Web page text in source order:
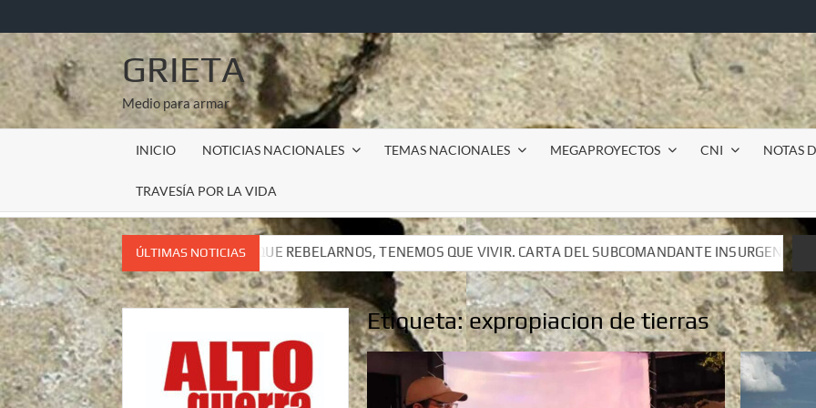
al
contenido
GRIETA
Medio para armar
INICIO NOTICIAS NACIONALES TEMAS NACIONALES MEGAPROYECTOS CNI NOTAS
TRAVESÍA POR LA VIDA
ÚLTIMAS NOTICIAS
QUE REBELARNOS, TENEMOS QUE VIVIR. CARTA DEL SUBCOMANDANTE INSURGENTE MOISÉS A LUIS DE TAVIRA
QUE REBELARNOS, TENEMOS QUE VIVIR. CARTA DEL SUBCOMANDANTE INSURGENTE MOISÉS A LUIS DE TAVIRA
Etiqueta:expropiacion de tierras